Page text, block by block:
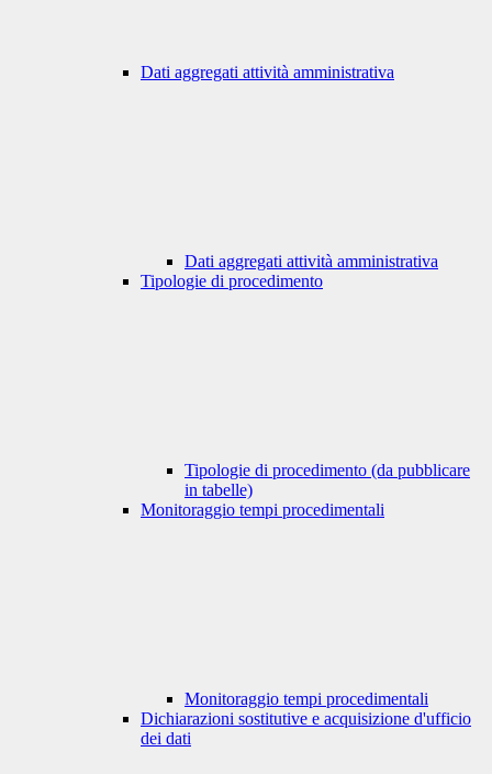
Dati aggregati attività amministrativa
Dati aggregati attività amministrativa
Tipologie di procedimento
Tipologie di procedimento (da pubblicare
in tabelle)
Monitoraggio tempi procedimentali
Monitoraggio tempi procedimentali
Dichiarazioni sostitutive e acquisizione d'ufficio
dei dati